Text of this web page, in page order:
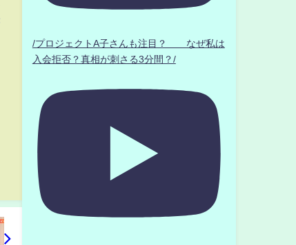
/プロジェクトA子さんも注目？ なぜ私は
入会拒否？真相が刺さる3分間？/